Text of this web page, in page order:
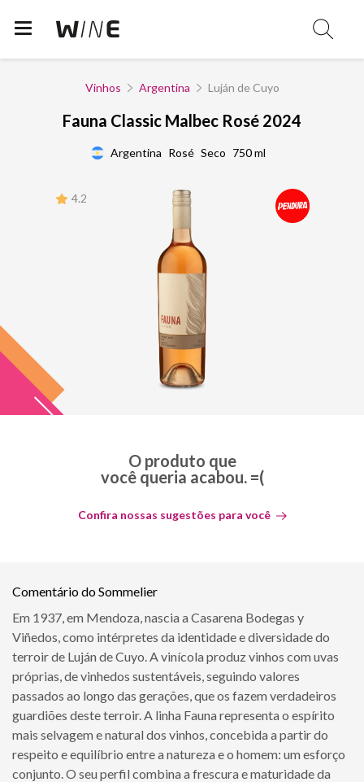
Vinhos Argentina Luján de Cuyo
Fauna Classic Malbec Rosé 2024
Argentina Rosé Seco 750 ml
4.2
O produto que
você queria acabou. =(
Confira nossas sugestões para você
Comentário do Sommelier
Em 1937, em Mendoza, nascia a Casarena Bodegas y
Viñedos, como intérpretes da identidade e diversidade do
terroir de Luján de Cuyo. A vinícola produz vinhos com uvas
próprias, de vinhedos sustentáveis, seguindo valores
passados ao longo das gerações, que os fazem verdadeiros
guardiões deste terroir. A linha Fauna representa o espírito
mais selvagem e natural dos vinhos, concebida a partir do
respeito e equilíbrio entre a natureza e o homem: um esforço
conjunto. O seu perfil combina a frescura e maturidade da